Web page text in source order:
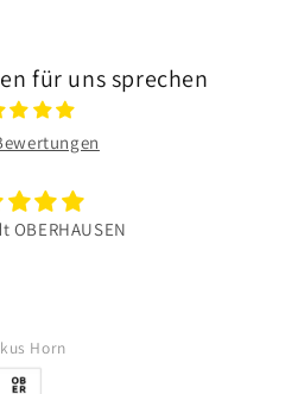
für uns sprechen
OBERHAUSEN
Horn